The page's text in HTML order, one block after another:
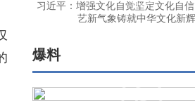
习近平：增强文化自觉坚定文化自
艺新气象铸就中华文化新
爆料